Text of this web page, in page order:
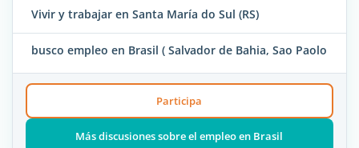
Vivir y trabajar en Santa María do Sul (RS)
busco empleo en Brasil ( Salvador de Bahia, Sao Paolo
Participa
Más discusiones sobre el empleo en Brasil